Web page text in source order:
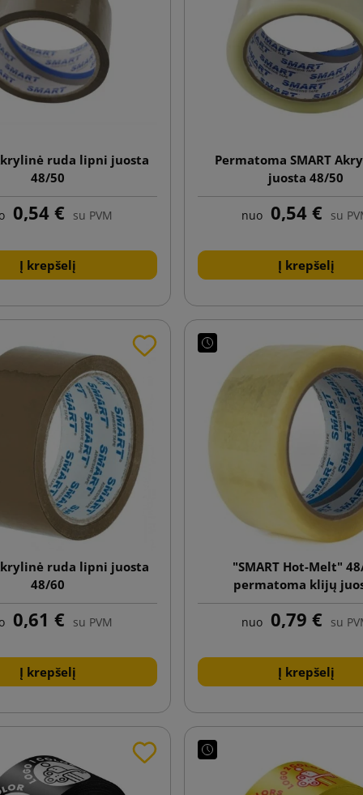
ruda lipni juosta
48/50
0,54 € su PVM
Į krepšelį
Permatoma SMART
juosta 48/50
nuo 0,54 € su
Į krepšelį
ruda lipni juosta
48/60
0,61 € su PVM
Į krepšelį
"SMART Hot-Melt"
permatoma klijų
nuo 0,79 € su
Į krepšelį